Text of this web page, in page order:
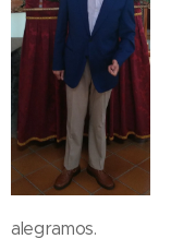
alegramos.